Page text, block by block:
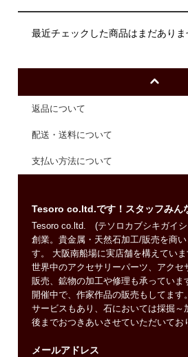
最近チェックした商品はまだありま
返品について
配送・送料について
支払い方法について
Tesoro co.ltd.です！スタッフみん
Tesoro co.ltd. (テソロカブシキガイ
創業。貴金属・天然石加工/販売を商
す。 大阪南船場に実店舗を構えていま
世界中のアクセサリーパーツ、アクセ
販売、鉱物の加工や修理も承っていま
開催中で、作家作品の販売もしてます
サービスもあり、石においては採掘～
後までおつきあいさせていただいてお
メールアドレス